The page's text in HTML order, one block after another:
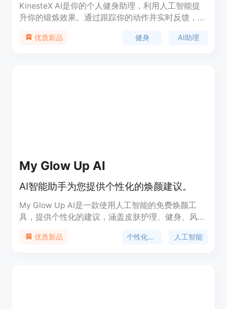
KinesteX AI是你的个人健身助理，利用人工智能提
升你的锻炼效果。通过跟踪你的动作并实时反馈，
划满足你的特定需求，帮助你减肥、增肌或改善整体
优质新品 健身 AI助理
My Glow Up AI
AI智能助手为您提供个性化的焕颜建议。
My Glow Up AI是一款使用人工智能的免费焕颜工
具，提供个性化的建议，涵盖皮肤护理、健身、风格
优质新品 个性化建议 人工智能